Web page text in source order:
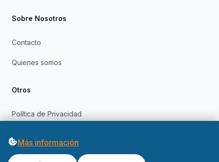
Sobre Nosotros
Contacto
Quienes somos
Otros
Política de Privacidad
Más información